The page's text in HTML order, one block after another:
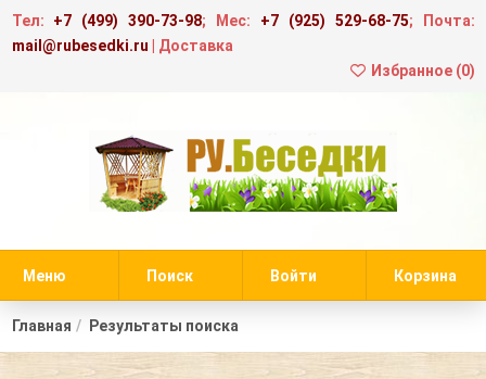
Тел: +7 (499) 390-73-98; Мес: +7 (925) 529-68-75; Почта:
mail@rubesedki.ru
Доставка
Избранное (0)
Меню Поиск Войти Корзина
Главная Результаты поиска